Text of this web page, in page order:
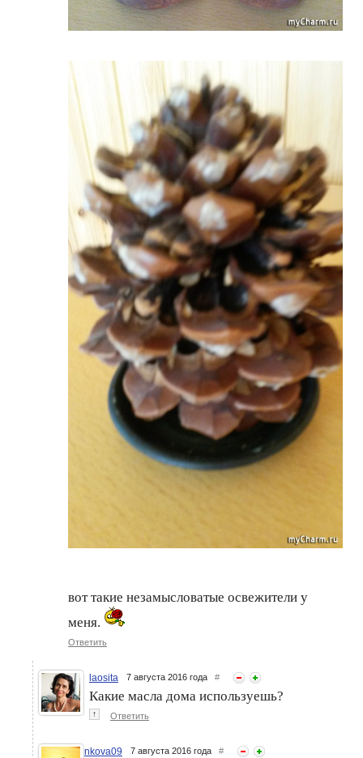
вот такие незамысловатые освежители у
меня.
Ответить
laosita 7 августа 2016 года #
Какие масла дома используешь?
↑ Ответить
nkova09 7 августа 2016 года #